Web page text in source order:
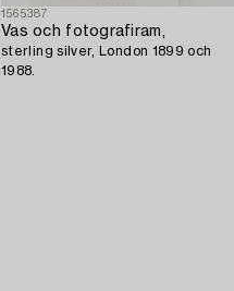
1565387
Vas och fotografiram,
sterling silver, London 1899 och
1988.